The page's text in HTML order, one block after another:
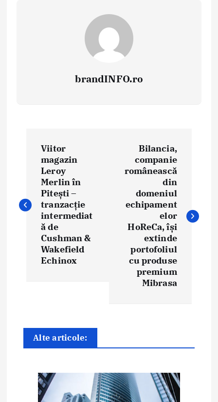
brandINFO.ro
i
g
a
r
Viitor
magazin
Leroy
Merlin în
Pitești –
tranzacție
intermediat
ă de
Cushman &
Wakefield
Echinox
Bilancia,
companie
românească
din
domeniul
echipament
elor
HoReCa, își
extinde
portofoliul
cu produse
premium
Mibrasa
Alte articole: